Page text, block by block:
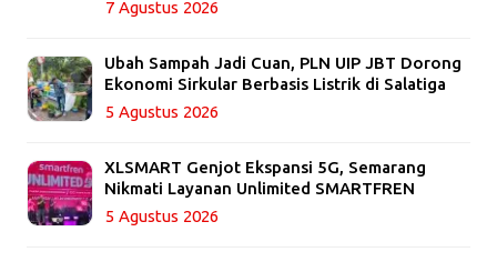
7 Agustus 2026
Ubah Sampah Jadi Cuan, PLN UIP JBT Dorong
Ekonomi Sirkular Berbasis Listrik di Salatiga
5 Agustus 2026
XLSMART Genjot Ekspansi 5G, Semarang
Nikmati Layanan Unlimited SMARTFREN
5 Agustus 2026